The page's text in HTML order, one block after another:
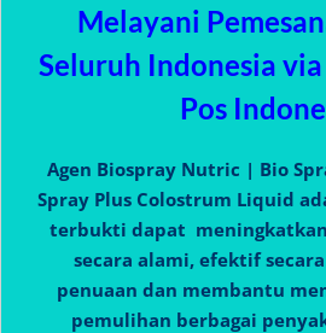
Melayani
Seluruh Indonesia via
Pos
Agen Biospray Nutric | Bio
Spray Plus Colostrum Liquid
terbukti dapat
secara alami, efektif
penuaan dan membantu
pemulihan berbagai